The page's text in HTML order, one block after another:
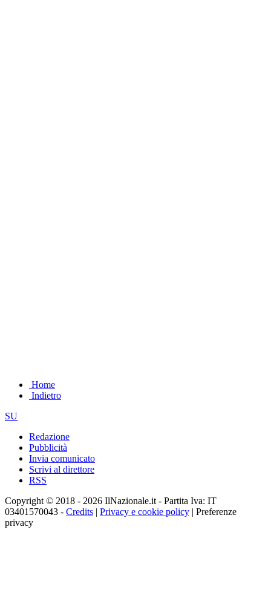
Home
Indietro
SU
Redazione
Pubblicità
Invia comunicato
Scrivi al direttore
RSS
Copyright © 2018 - 2026 IlNazionale.it - Partita Iva: IT
03401570043 - Credits | Privacy e cookie policy | Preferenze
privacy